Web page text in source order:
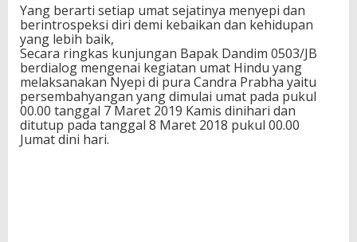
Yang berarti setiap umat sejatinya menyepi dan
berintrospeksi diri demi kebaikan dan kehidupan
yang lebih baik,
Secara ringkas kunjungan Bapak Dandim 0503/JB
berdialog mengenai kegiatan umat Hindu yang
melaksanakan Nyepi di pura Candra Prabha yaitu
persembahyangan yang dimulai umat pada pukul
00.00 tanggal 7 Maret 2019 Kamis dinihari dan
ditutup pada tanggal 8 Maret 2018 pukul 00.00
Jumat dini hari.